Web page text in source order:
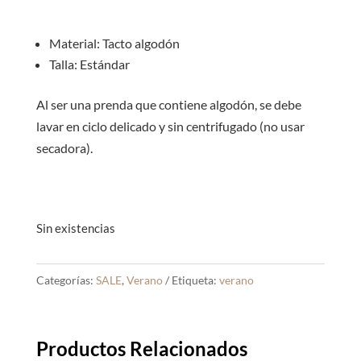
Material: Tacto algodón
Talla: Estándar
Al ser una prenda que contiene algodón, se debe
lavar en ciclo delicado y sin centrifugado (no usar
secadora).
Sin existencias
Categorías: SALE, Verano Etiqueta: verano
Productos Relacionados